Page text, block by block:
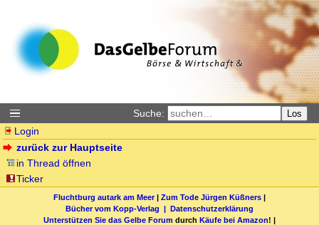
Suche: Los
Login
zurück zur Hauptseite
in Thread öffnen
Ticker
Fluchtburg autark am Meer| Zum Tode Jürgen Küßners |
Bücher vom Kopp-Verlag | Datenschutzerklärung
Unterstützen Sie das Gelbe Forum durch Käufe bei Amazon! |